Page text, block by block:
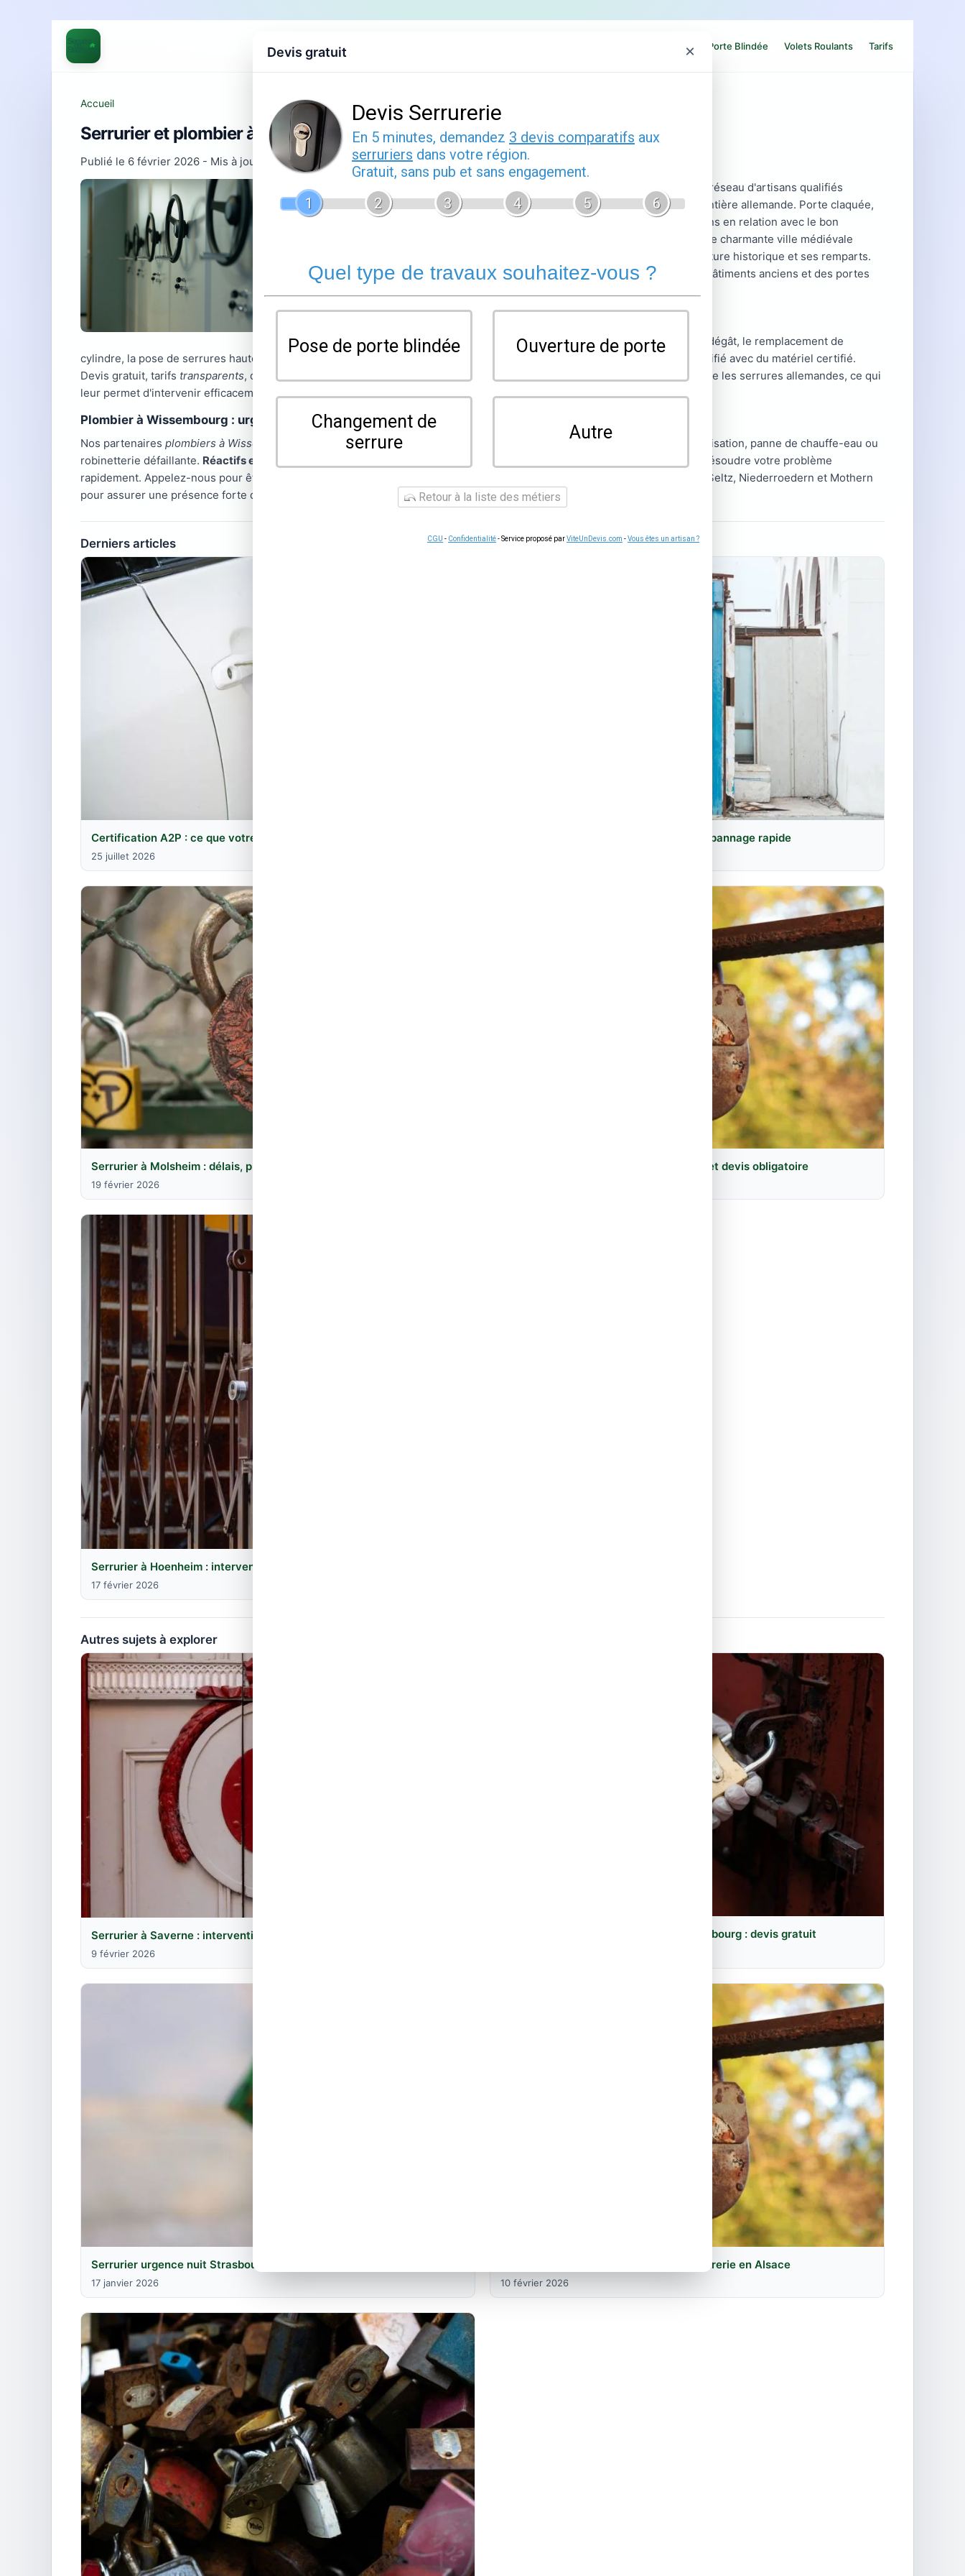
Contact Porte Blindée Volets Roulants Tarifs
Accueil
Serrurier et plombier à Wissembourg : dépannage dans le nord Alsace
Publié le 6 février 2026 - Mis à jour le21 février 2026
en urgence ? Notre réseau d'artisans qualifiés
intervient rapidement dans cette ville du nord du Bas-Rhin, proche de la frontière allemande. Porte claquée,
serrure à remplacer, fuite d'eau ou chauffe-eau en panne : nous vous mettons en relation avec le bon
professionnel dans les meilleurs délais, 24h/24 et 7j/7. Wissembourg est une charmante ville médiévale
alsacienne situee à la frontière franco-allemande, connue pour son architecture historique et ses remparts.
Nos artisans y interviennent en respectant les contraintes spécifiques des bâtiments anciens et des portes
Notre serrurier à Wissembourg
prend en charge l'ouverture de porte sans dégât, le remplacement de
cylindre, la pose de serrures haute sécurité et l'installation de blindage. Chaque intervention est réalisée par un artisan qualifié avec du matériel certifié.
Devis gratuit, tarifs transparents, déplacement inclus dans le prix final. Nos artisans maîtrisent les serrures françaises comme les serrures allemandes, ce qui
leur permet d'intervenir efficacement des deux côtés de la frontière pour les résidentsde la zone frontalière.
Plombier à Wissembourg : urgences et travaux
Nos partenaires plombiers à Wissembourg
interviennent pour les urgences de plomberie : fuite sous évier, rupture de canalisation, panne de chauffe-eau ou
robinetterie défaillante. Réactifs et professionnels
, ils se déplacent à Wissembourg et dans les villages environnants pour résoudre votre problème
rapidement. Appelez-nous pour être mis en relation avec le bon artisan. Nos partenaires couvrent également Lauterbourg, Seltz, Niederroedern et Mothern
pour assurer une présence forte dans tout le nord du Bas-Rhin.
Derniers articles
Certification A2P : ce que votre assurance attend de votre serrure
25 juillet 2026
Réparation volet roulant Strasbourg : dépannage rapide
Serrurier à Molsheim : délais, prix et interventions
19 février 2026
Serrurier à Bischheim : dépannage, prix et devis obligatoire
Serrurier à Hoenheim : intervention près de Strasbourg
17 février 2026
Autres sujets à explorer
Serrurier à Saverne : intervention rapide en Alsace du Nord
9 février 2026
Blindage de porte d'appartement à Strasbourg : devis gratuit
Serrurier urgence nuit Strasbourg : disponible 24h/24
17 janvier 2026
Serrurier à Obernai : dépannage et serrurerie en Alsace
10 février 2026
Devis gratuit ×